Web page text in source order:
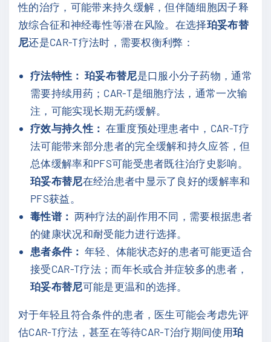
性的治疗，可能带来持久缓解，但伴随细胞因子释
放综合征和神经毒性等潜在风险。在选择珀妥布替
尼还是CAR-T疗法时，需要权衡利弊：
疗法特性： 珀妥布替尼是口服小分子药物，通常
需要持续用药；CAR-T是细胞疗法，通常一次输
注，可能实现长期无药缓解。
疗效与持久性： 在重度预处理患者中，CAR-T疗
法可能带来部分患者的完全缓解和持久应答，但
总体缓解率和PFS可能受患者既往治疗史影响。
珀妥布替尼在经治患者中显示了良好的缓解率和
PFS获益。
毒性谱： 两种疗法的副作用不同，需要根据患者
的健康状况和耐受能力进行选择。
患者条件： 年轻、体能状态好的患者可能更适合
接受CAR-T疗法；而年长或合并症较多的患者，
珀妥布替尼可能是更温和的选择。
对于年轻且符合条件的患者，医生可能会考虑先评
估CAR-T疗法，甚至在等待CAR-T治疗期间使用珀